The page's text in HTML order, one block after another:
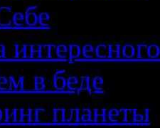
интересного
в беде
планеты